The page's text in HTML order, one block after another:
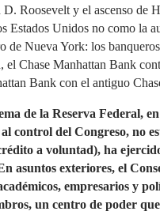
Roosevelt y el ascenso de
Estados Unidos no como la
de Nueva York: los
el Chase Manhattan Bank
Bank con el antiguo
de la Reserva Federal,
control del Congreso, no
a voluntad), ha
asuntos exteriores, el
empresarios y
un centro de poder